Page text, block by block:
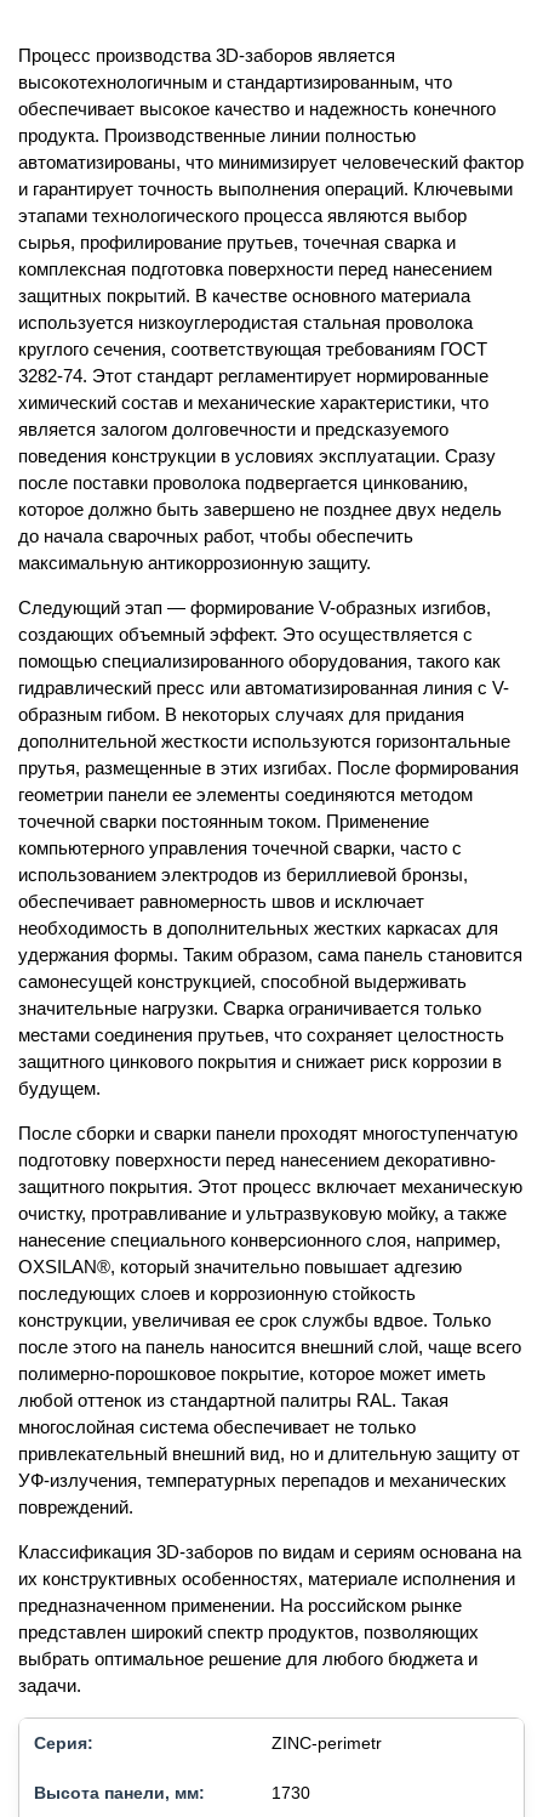
Процесс производства 3D-заборов является
высокотехнологичным и стандартизированным, что
обеспечивает высокое качество и надежность конечного
продукта. Производственные линии полностью
автоматизированы, что минимизирует человеческий фактор
и гарантирует точность выполнения операций. Ключевыми
этапами технологического процесса являются выбор
сырья, профилирование прутьев, точечная сварка и
комплексная подготовка поверхности перед нанесением
защитных покрытий. В качестве основного материала
используется низкоуглеродистая стальная проволока
круглого сечения, соответствующая требованиям ГОСТ
3282-74. Этот стандарт регламентирует нормированные
химический состав и механические характеристики, что
является залогом долговечности и предсказуемого
поведения конструкции в условиях эксплуатации. Сразу
после поставки проволока подвергается цинкованию,
которое должно быть завершено не позднее двух недель
до начала сварочных работ, чтобы обеспечить
максимальную антикоррозионную защиту.
Следующий этап — формирование V-образных изгибов,
создающих объемный эффект. Это осуществляется с
помощью специализированного оборудования, такого как
гидравлический пресс или автоматизированная линия с V-
образным гибом. В некоторых случаях для придания
дополнительной жесткости используются горизонтальные
прутья, размещенные в этих изгибах. После формирования
геометрии панели ее элементы соединяются методом
точечной сварки постоянным током. Применение
компьютерного управления точечной сварки, часто с
использованием электродов из бериллиевой бронзы,
обеспечивает равномерность швов и исключает
необходимость в дополнительных жестких каркасах для
удержания формы. Таким образом, сама панель становится
самонесущей конструкцией, способной выдерживать
значительные нагрузки. Сварка ограничивается только
местами соединения прутьев, что сохраняет целостность
защитного цинкового покрытия и снижает риск коррозии в
будущем.
После сборки и сварки панели проходят многоступенчатую
подготовку поверхности перед нанесением декоративно-
защитного покрытия. Этот процесс включает механическую
очистку, протравливание и ультразвуковую мойку, а также
нанесение специального конверсионного слоя, например,
OXSILAN®, который значительно повышает адгезию
последующих слоев и коррозионную стойкость
конструкции, увеличивая ее срок службы вдвое. Только
после этого на панель наносится внешний слой, чаще всего
полимерно-порошковое покрытие, которое может иметь
любой оттенок из стандартной палитры RAL. Такая
многослойная система обеспечивает не только
привлекательный внешний вид, но и длительную защиту от
УФ-излучения, температурных перепадов и механических
повреждений.
Классификация 3D-заборов по видам и сериям основана на
их конструктивных особенностях, материале исполнения и
предназначенном применении. На российском рынке
представлен широкий спектр продуктов, позволяющих
выбрать оптимальное решение для любого бюджета и
задачи.
ZINC-perimetr
1730